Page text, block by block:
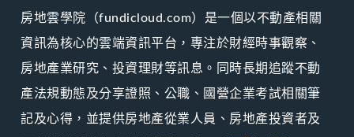
房地雲學院（fundicloud.com）是一個以不動產相關
資訊為核心的雲端資訊平台，專注於財經時事觀察、
房地產業研究、投資理財等訊息。同時長期追蹤不動
產法規動態及分享證照、公職、國營企業考試相關筆
記及心得，並提供房地產從業人員、房地產投資者及